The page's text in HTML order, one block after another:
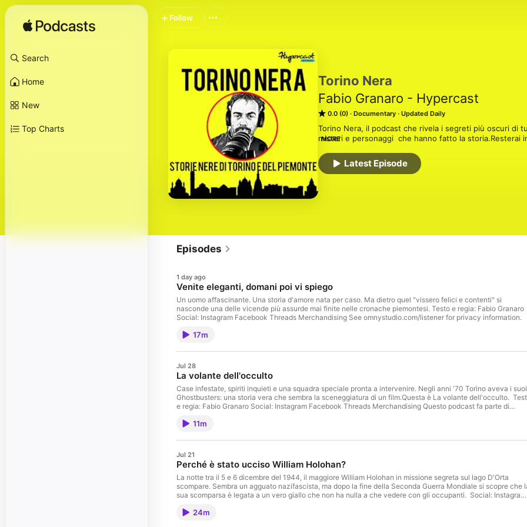
Search
Home
New
Top Charts
Torino Nera
Fabio Granaro - Hypercast
0.0 (0) Documentary Updated Daily
Torino Nera, il podcast che rivela i segreti più oscuri di
misteri e personaggi  che hanno fatto la storia.Resterai
--- Questo podcast fa parte di Hypercast Network — 📧
r.verrengia@hypercast.studio
MORE
Latest Episode
Follow
Episodes
1 day ago
Venite eleganti, domani poi vi spiego
Un uomo affascinante. Una storia d'amore nata per caso. Ma dietro quel "vissero felici e contenti" si
nasconde una delle vicende più assurde mai finite nelle cronache piemontesi. Testo e regia: Fabio Granaro
Social: ⁠Instagram⁠ ⁠Facebook⁠ Threads Merchandising See omnystudio.com/listener for privacy information.
17m
Jul 28
La volante dell'occulto
Case infestate, spiriti inquieti e una squadra speciale pronta a intervenire. Negli anni '70 Torino aveva i suoi
Ghostbusters: una storia vera che sembra la sceneggiatura di un film.Questa è La volante dell'occulto. Testo
e regia: Fabio Granaro Social: ⁠Instagram⁠ ⁠Facebook⁠ Threads Merchandising Questo podcast fa parte di
omnystudio.com/listener for privacy information.
11m
Jul 21
Perché è stato ucciso William Holohan?
La notte tra il 5 e 6 dicembre del 1944, il maggiore William Holohan in missione segreta sul lago D'Orta
scompare. Sembra un agguato nazifascista, ma dopo la fine della Seconda Guerra Mondiale si scopre che
sua scomparsa è legata a un vero giallo che non ha nulla a che vedere con gli occupanti. Social: ⁠Instagram⁠
24m